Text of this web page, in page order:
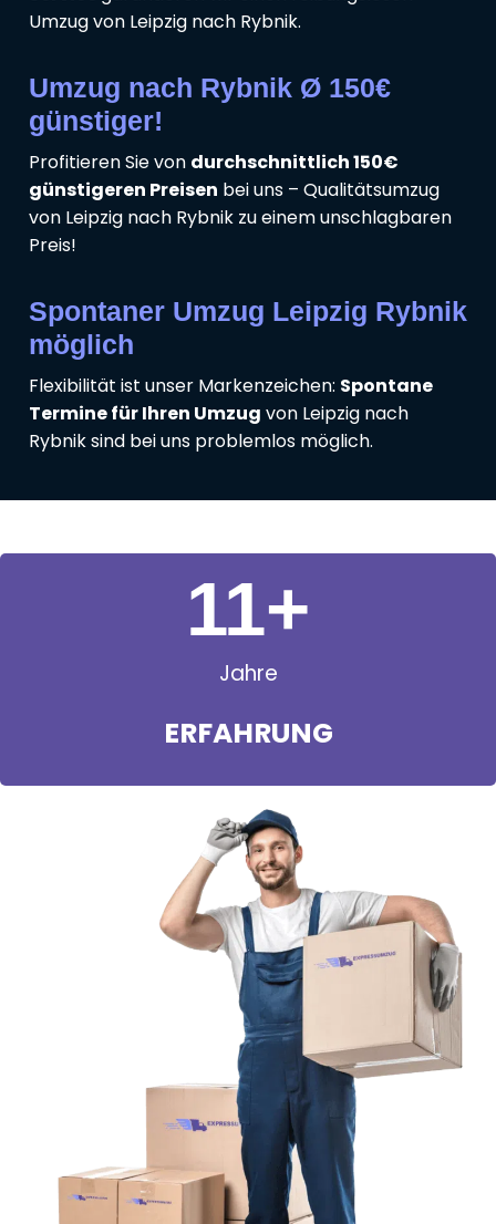
Umzug von Leipzig nach Rybnik.
Umzug nach Rybnik Ø 150€
günstiger!
Profitieren Sie von durchschnittlich 150€
günstigeren Preisen bei uns – Qualitätsumzug
von Leipzig nach Rybnik zu einem unschlagbaren
Preis!
Spontaner Umzug Leipzig Rybnik
möglich
Flexibilität ist unser Markenzeichen: Spontane
Termine für Ihren Umzug von Leipzig nach
Rybnik sind bei uns problemlos möglich.
Jahre
ERFAHRUNG
11+